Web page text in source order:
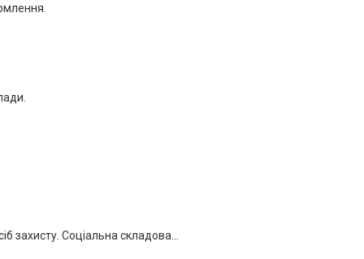
захисту. Соціальна складова...